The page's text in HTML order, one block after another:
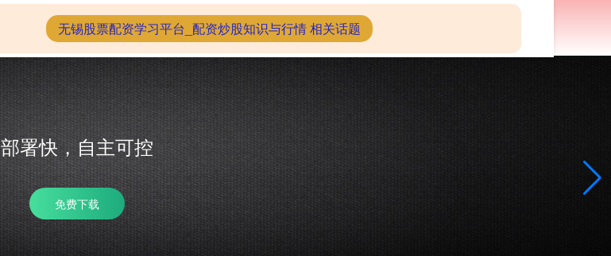
配资门户网 股票配资行情
部署快，自主可控
免费下载
无锡股票配资学习平台_配资炒股知识与行情 相关话题